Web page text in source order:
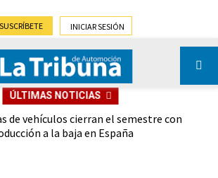
SUSCRÍBETE INICIAR SESIÓN
ÚLTIMAS NOTICIAS
de vehículos cierran el semestre con
a la baja en España